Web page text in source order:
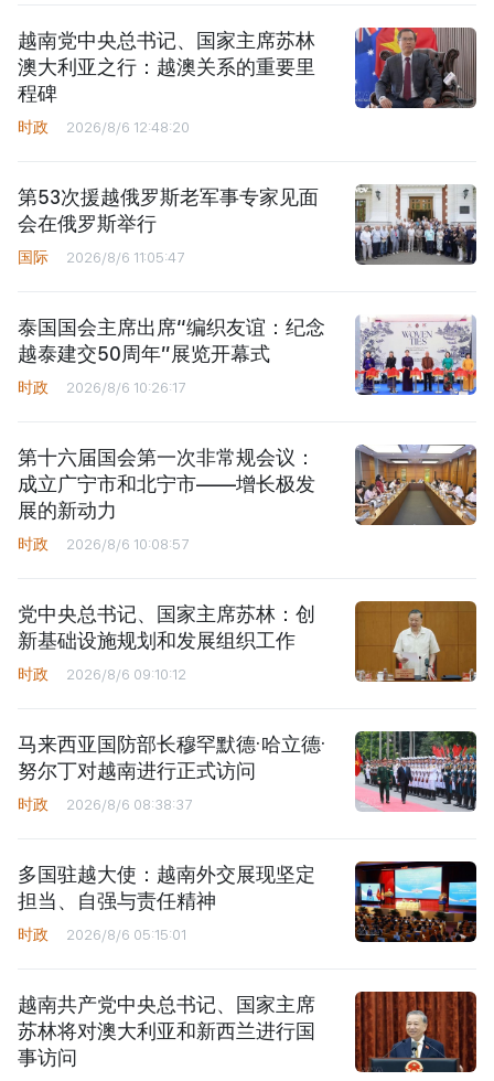
越南党中央总书记、国家主席苏林
澳大利亚之行：越澳关系的重要里
程碑
时政 2026/8/6 12:48:20
第53次援越俄罗斯老军事专家见面
会在俄罗斯举行
国际 2026/8/6 11:05:47
泰国国会主席出席“编织友谊：纪念
越泰建交50周年”展览开幕式
时政 2026/8/6 10:26:17
第十六届国会第一次非常规会议：
成立广宁市和北宁市——增长极发
展的新动力
时政 2026/8/6 10:08:57
党中央总书记、国家主席苏林：创
新基础设施规划和发展组织工作
时政 2026/8/6 09:10:12
马来西亚国防部长穆罕默德·哈立德·
努尔丁对越南进行正式访问
时政 2026/8/6 08:38:37
多国驻越大使：越南外交展现坚定
担当、自强与责任精神
时政 2026/8/6 05:15:01
越南共产党中央总书记、国家主席
苏林将对澳大利亚和新西兰进行国
事访问